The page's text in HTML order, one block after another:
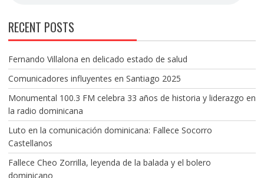
RECENT POSTS
Fernando Villalona en delicado estado de salud
Comunicadores influyentes en Santiago 2025
Monumental 100.3 FM celebra 33 años de historia y liderazgo en
la radio dominicana
Luto en la comunicación dominicana: Fallece Socorro
Castellanos
Fallece Cheo Zorrilla, leyenda de la balada y el bolero
dominicano